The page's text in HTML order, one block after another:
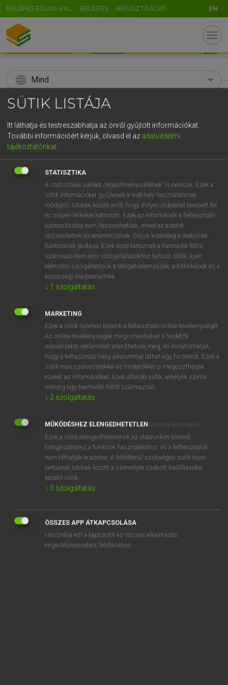
BELÉPÉS EDUID-VAL BELÉPÉS REGISZTRÁCIÓ EN
menu
language Mind
search
KERESÉS
Díjmentes angol szótár
sugar-coated mn cukormázzal bevont
⚲ sugar-coatedkeresése szótárainkban
DÍJMENTES ANGOL SZÓTÁR
sugar cane
sugar-cane
sugar-coat
sugar-coated
sugar daddy
sugárdózis
SZOTAR.NET APPLIKÁCIÓ
ONLINE NYELVVIZSGA
SÜTIK LISTÁJA
Itt láthatja és testreszabhatja az önről gyűjtött információkat.
További információért kérjük, olvasd el az adatvédelmi
tájékoztatónkat
STATISZTIKA
A statisztikai sütiket „teljesítménysütiknek” is nevezik. Ezek a
sütik információkat gyűjtenek a webhely használatának
módjáról, többek között arról, hogy milyen oldalakat keresett fel
és milyen linkekre kattintott. Ezek az információk a felhasználó
azonosítására nem használhatóak, mivel az adatok
összesítettek és anonimizáltak. Céljuk kizárólag a weboldal
funkcióinak javítása. Ezek közé tartoznak a harmadik féltől
származó elemzési szolgáltatásokhoz tartozó sütik; ilyen
elemzési szolgáltatások a látogatóelemzések, a hőtérképek és a
közösségi médiaanalitika.
↓ 1 szolgáltatás
MARKETING
Ezek a sütik nyomon követik a felhasználó online tevékenységét.
Az online tevékenységek megismerésével a hirdetők
relevánsabb reklámokat jeleníthetnek meg, és korlátozhatják,
hogy a felhasználó hány alkalommal láthat egy hirdetést. Ezek a
sütik más szervezetekkel és hirdetőkkel is megoszthatják
ezeket az információkat. Ezek állandó sütik, amelyek szinte
mindig egy harmadik féltől származnak.
↓ 2 szolgáltatás
MŰKÖDÉSHEZ ELENGEDHETETLEN (mindig szükséges)
Ezek a sütik elengedhetetlenek az oldalunkon történő
böngészéshez,a funkciók használatához, és a felhasználók
nem tilthatják le azokat. A feltétlenül szükséges sütik közé
tartoznak többek között a személyre szabott beállításokat
kezelő sütik.
↓ 3 szolgáltatás
ÖSSZES APP ÁTKAPCSOLÁSA
Használja ezt a kapcsolót az összes alkalmazás
engedélyezéséhez/letiltásához.
GR
5 6 7 8 9 ö ü ó
r t z u i o p ő ú
k l ű
n m , . AltGr